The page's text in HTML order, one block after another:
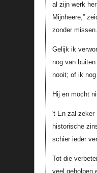
al zijn werk
Mijnheere,”
zonder missen.
Gelijk ik
nog van
nooit; of ik
Hij en mocht
't En zal zeker
historische
schier ieder
Tot die
veel geholpen